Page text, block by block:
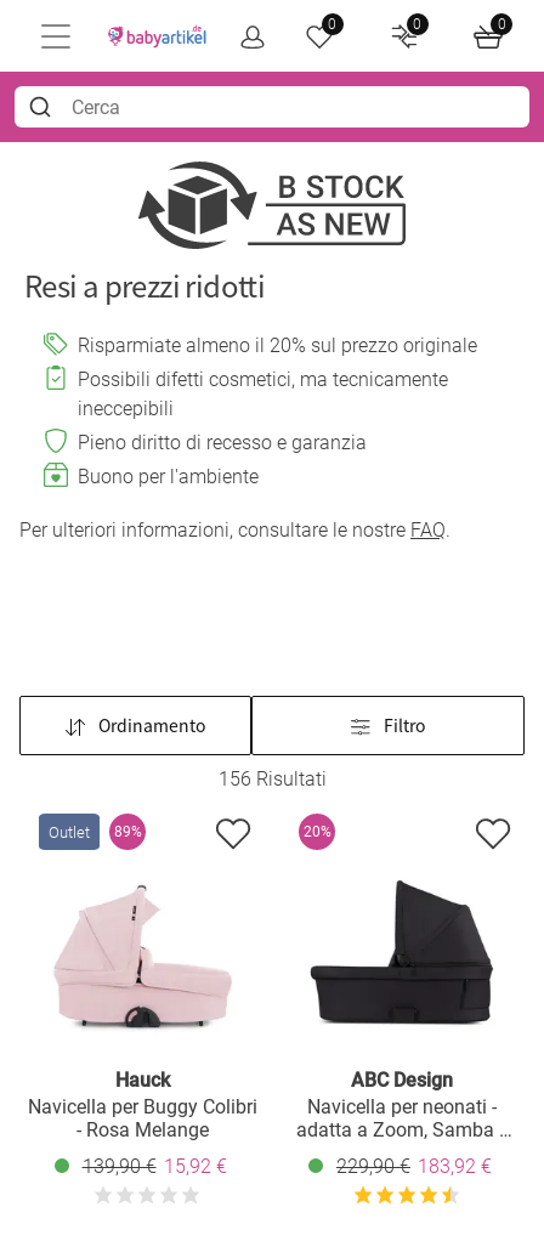
0 0 0
Resi a prezzi ridotti
Risparmiate almeno il 20% sul prezzo originale
Possibili difetti cosmetici, ma tecnicamente
ineccepibili
Pieno diritto di recesso e garanzia
Buono per l'ambiente
Per ulteriori informazioni, consultare le nostre FAQ.
Ordinamento Filtro
156 Risultati
Outlet 89%
Hauck
Navicella per Buggy Colibri
- Rosa Melange
139,90 € 15,92 €
20%
ABC Design
Navicella per neonati -
adatta a Zoom, Samba e
Salsa Run - Pure - Coal
229,90 € 183,92 €